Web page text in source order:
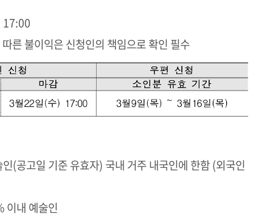
17:00
른 불이익은 신청인의 책임으로 확인 필수
(공고일 기준 유효자) 국내 거주 내국인에 한함 (외국인
이내 예술인